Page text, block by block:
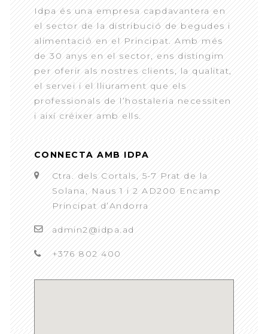
Idpa és una empresa capdavantera en
el sector de la distribució de begudes i
alimentació en el Principat. Amb més
de 30 anys en el sector, ens distingim
per oferir als nostres clients, la qualitat,
el servei i el lliurament que els
professionals de l’hostaleria necessiten
i així créixer amb ells.
CONNECTA AMB IDPA
Ctra. dels Cortals, 5-7 Prat de la
Solana, Naus 1 i 2 AD200 Encamp
Principat d’Andorra
admin2@idpa.ad
+376 802 400